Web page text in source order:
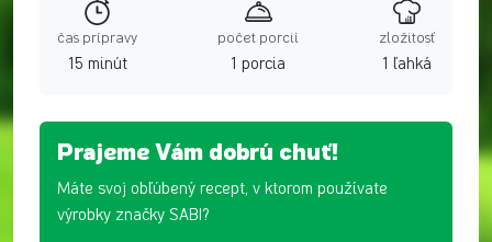
čas prípravy
15 minút
počet porcií
1 porcia
zložitosť
1 ľahká
Prajeme Vám dobrú chuť!
Máte svoj obľúbený recept, v ktorom používate
výrobky značky SABI?